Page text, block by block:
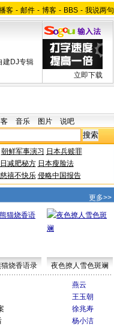
客 - 邮件 - 博客 - BBS - 我说两句
建DJ专辑
立即下载
音乐 图片 说吧
朝鲜军事演习 日本兵赎罪
减肥秘方 日本瘦脸法
慈禧不快乐 侵略中国报告
更多>>
烧香语录 夜色撩人雪色斑斓
燕云
王玉朝
徐兆寿
杨小洁